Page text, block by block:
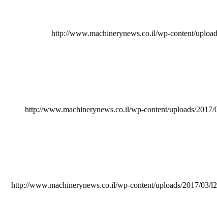
http://www.machinerynews.co.il/wp-content/
http://www.machinerynews.co.il/wp-content/uploads/
http://www.machinerynews.co.il/wp-content/uploads/2017/03/